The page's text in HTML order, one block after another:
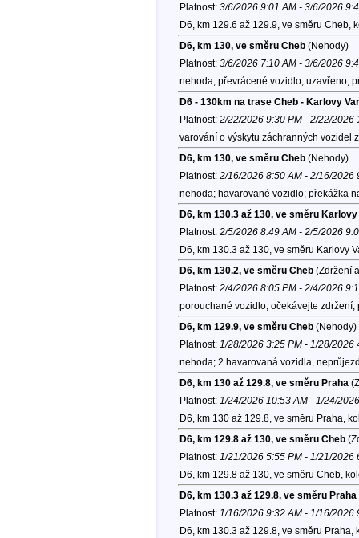
Platnost: 3/6/2026 9:01 AM - 3/6/2026
D6, km 129.6 až 129.9, ve směru Cheb,
D6, km 130, ve směru Cheb(Nehody)
Platnost: 3/6/2026 7:10 AM - 3/6/2026
nehoda; převrácené vozidlo; uzavřeno,
D6 - 130km na trase Cheb - Karlovy
Platnost: 2/22/2026 9:30 PM - 2/22/2026
varování o výskytu záchranných vozidel
D6, km 130, ve směru Cheb(Nehody)
Platnost: 2/16/2026 8:50 AM - 2/16/2026
nehoda; havarované vozidlo; překážka
D6, km 130.3 až 130, ve směru Karlovy
Platnost: 2/5/2026 8:49 AM - 2/5/2026
D6, km 130.3 až 130, ve směru Karlovy
D6, km 130.2, ve směru Cheb(Zdržení
Platnost: 2/4/2026 8:05 PM - 2/4/2026
porouchané vozidlo, očekávejte
D6, km 129.9, ve směru Cheb(Nehody)
Platnost: 1/28/2026 3:25 PM - 1/28/2026
nehoda; 2 havarovaná vozidla,
D6, km 130 až 129.8, ve směru Praha
Platnost: 1/24/2026 10:53 AM - 1/24/
D6, km 130 až 129.8, ve směru Praha,
D6, km 129.8 až 130, ve směru Cheb
Platnost: 1/21/2026 5:55 PM - 1/21/2026
D6, km 129.8 až 130, ve směru Cheb,
D6, km 130.3 až 129.8, ve směru Praha
Platnost: 1/16/2026 9:32 AM - 1/16/2026
D6, km 130.3 až 129.8, ve směru Praha,